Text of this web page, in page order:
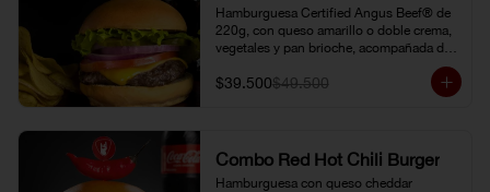
Hamburguesa Certified Angus Beef® de
220g, con queso amarillo o doble crema,
vegetales y pan brioche, acompañada de
papa chip o papa francesa y gaseosa o
limonada natural.
$39.500$49.500
Combo Red Hot Chili Burger
Hamburguesa con queso cheddar